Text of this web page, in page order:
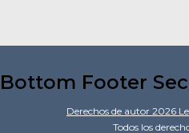
Bottom Footer
Derechos de autor 2026
Todos los